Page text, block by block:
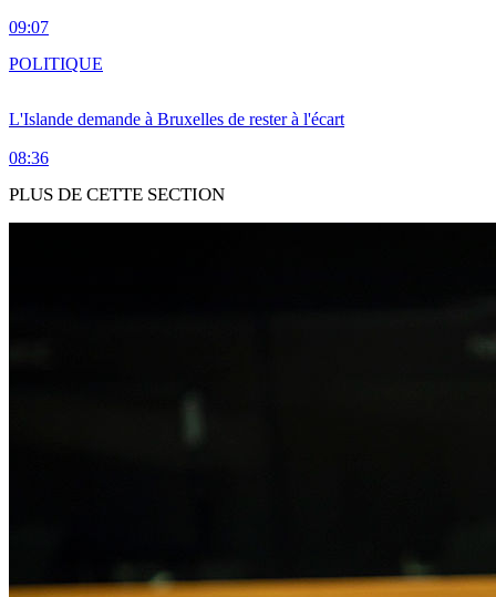
09:07
L'Islande demande à Bruxelles de rester à l'écart
08:36
POLITIQUE
PLUS DE CETTE SECTION